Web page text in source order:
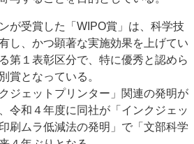
が受賞した「WIPO賞」は、科学技
し、かつ顕著な実施効果を上げてい
第１表彰区分で、特に優秀と認めら
賞となっている。
ジェットプリンター」関連の発明が
令和４年度に同社が「インクジェッ
刷ムラ低減法の発明」で「文部科学